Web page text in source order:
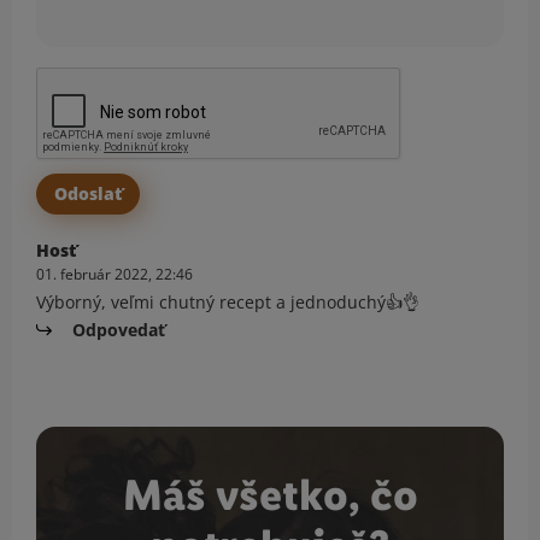
Hosť
01. február 2022, 22:46
Výborný, veľmi chutný recept a jednoduchý👍👌
Odpovedať
Máš všetko, čo